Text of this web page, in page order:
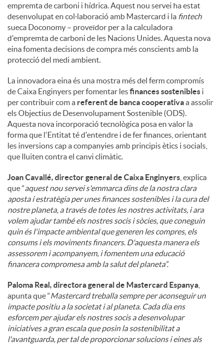
empremta de carboni i hídrica. Aquest nou servei ha estat
desenvolupat en col·laboració amb Mastercard i la fintech
sueca Doconomy – proveïdor per a la calculadora
d'empremta de carboni de les Nacions Unides. Aquesta nova
eina fomenta decisions de compra més conscients amb la
protecció del medi ambient.
La innovadora eina és una mostra més del ferm compromís
de Caixa Enginyers per fomentar lesfinances sostenibles i
per contribuir com a referent de banca cooperativaa assolir
els Objectius de Desenvolupament Sostenible (ODS).
Aquesta nova incorporació tecnològica posa en valor la
forma que l'Entitat té d'entendre i de fer finances, orientant
les inversions cap a companyies amb principis ètics i socials,
que lluiten contra el canvi climàtic.
Joan Cavallé, director general de Caixa Enginyers , explica
que “aquest nou servei s'emmarca dins de la nostra clara
aposta i estratègia per unes finances sostenibles i la cura del
nostre planeta, a través de totes les nostres activitats, i ara
volem ajudar també els nostres socis i sòcies, que coneguin
quin és l'impacte ambiental que generen les compres, els
consums i els moviments financers. D'aquesta manera els
assessorem i acompanyem, i fomentem una educació
financera compromesa amb la salut del planeta”.
Paloma Real, directora general de Mastercard Espanya
apunta que “Mastercard treballa sempre per aconseguir un
impacte positiu a la societat i al planeta. Cada dia ens
esforcem per ajudar els nostres socis a desenvolupar
iniciatives a gran escala que posin la sostenibilitat a
l'avantguarda, per tal de proporcionar solucions i eines als